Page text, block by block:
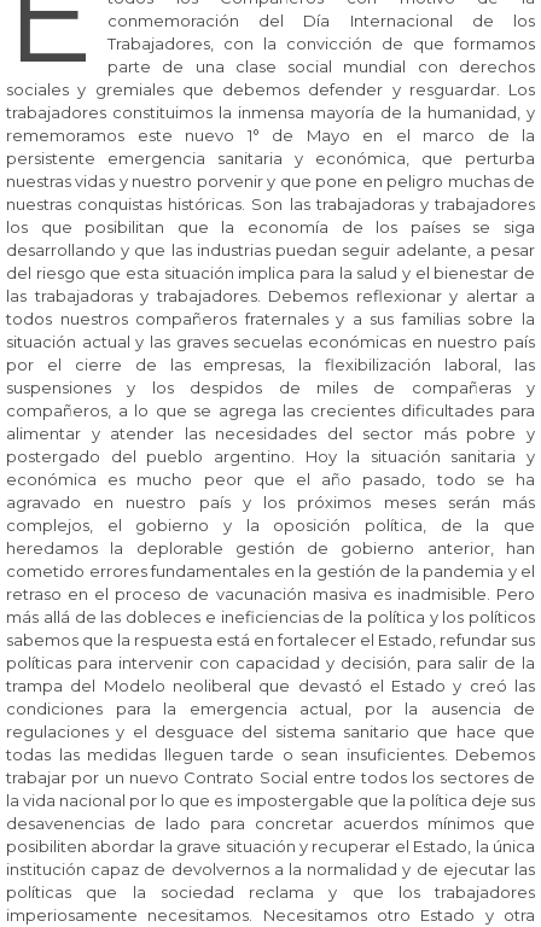
conmemoración del Día Internacional de los
Trabajadores, con la convicción de que formamos
parte de una clase social mundial con derechos
sociales y gremiales que debemos defender y resguardar. Los
trabajadores constituimos la inmensa mayoría de la humanidad, y
rememoramos este nuevo 1° de Mayo en el marco de la
persistente emergencia sanitaria y económica, que perturba
nuestras vidas y nuestro porvenir y que pone en peligro muchas de
nuestras conquistas históricas. Son las trabajadoras y trabajadores
los que posibilitan que la economía de los países se siga
desarrollando y que las industrias puedan seguir adelante, a pesar
del riesgo que esta situación implica para la salud y el bienestar de
las trabajadoras y trabajadores. Debemos reflexionar y alertar a
todos nuestros compañeros fraternales y a sus familias sobre la
situación actual y las graves secuelas económicas en nuestro país
por el cierre de las empresas, la flexibilización laboral, las
suspensiones y los despidos de miles de compañeras y
compañeros, a lo que se agrega las crecientes dificultades para
alimentar y atender las necesidades del sector más pobre y
postergado del pueblo argentino. Hoy la situación sanitaria y
económica es mucho peor que el año pasado, todo se ha
agravado en nuestro país y los próximos meses serán más
complejos, el gobierno y la oposición política, de la que
heredamos la deplorable gestión de gobierno anterior, han
cometido errores fundamentales en la gestión de la pandemia y el
retraso en el proceso de vacunación masiva es inadmisible. Pero
más allá de las dobleces e ineficiencias de la política y los políticos
sabemos que la respuesta está en fortalecer el Estado, refundar sus
políticas para intervenir con capacidad y decisión, para salir de la
trampa del Modelo neoliberal que devastó el Estado y creó las
condiciones para la emergencia actual, por la ausencia de
regulaciones y el desguace del sistema sanitario que hace que
todas las medidas lleguen tarde o sean insuficientes. Debemos
trabajar por un nuevo Contrato Social entre todos los sectores de
la vida nacional por lo que es impostergable que la política deje sus
desavenencias de lado para concretar acuerdos mínimos que
posibiliten abordar la grave situación y recuperar el Estado, la única
institución capaz de devolvernos a la normalidad y de ejecutar las
políticas que la sociedad reclama y que los trabajadores
imperiosamente necesitamos. Necesitamos otro Estado y otra